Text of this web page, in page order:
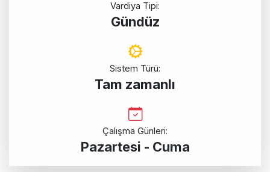
Vardiya Tipi:
Gündüz
Sistem Türü:
Tam zamanlı
Çalışma Günleri:
Pazartesi - Cuma